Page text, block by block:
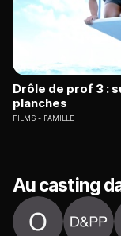
Drôle de prof 3 :
planches
FILMS FAMILLE
Au casting